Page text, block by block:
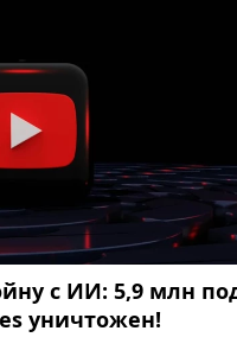
с ИИ: 5,9 млн
уничтожен!